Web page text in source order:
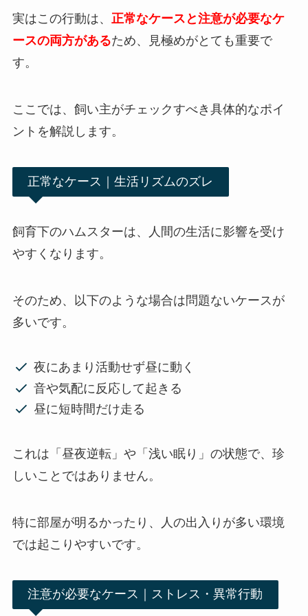
実はこの行動は、 正常なケースと注意が必要なケ
ースの両方があるため、見極めがとても重要で
す。
ここでは、飼い主がチェックすべき具体的なポイ
ントを解説します。
正常なケース｜生活リズムのズレ
飼育下のハムスターは、人間の生活に影響を受け
やすくなります。
そのため、以下のような場合は問題ないケースが
多いです。
夜にあまり活動せず昼に動く
音や気配に反応して起きる
昼に短時間だけ走る
これは「昼夜逆転」や「浅い眠り」の状態で、珍
しいことではありません。
特に部屋が明るかったり、人の出入りが多い環境
では起こりやすいです。
注意が必要なケース｜ストレス・異常行動